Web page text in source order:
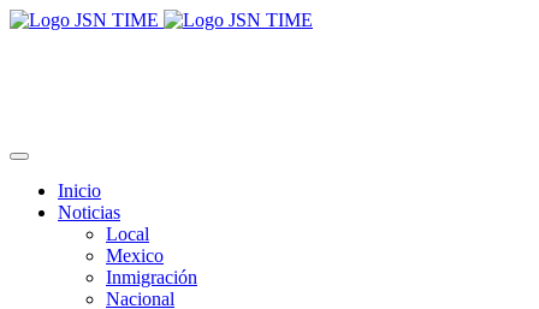
Inicio
Noticias
Local
Mexico
Inmigración
Nacional